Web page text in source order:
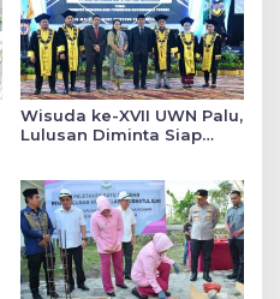
Wisuda ke-XVII UWN Palu,
Lulusan Diminta Siap